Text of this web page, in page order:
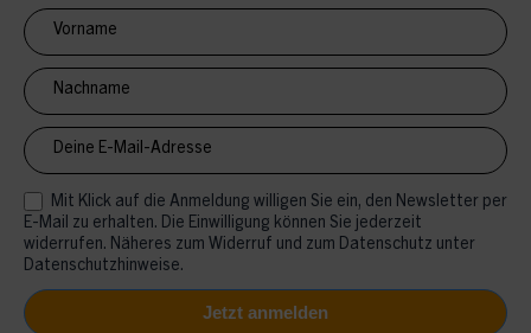
Newsletter
Anmeldung
CV
Mit Klick auf die Anmeldung willigen Sie ein, den Newsletter per
E-Mail zu erhalten. Die Einwilligung können Sie jederzeit
widerrufen. Näheres zum Widerruf und zum Datenschutz unter
Datenschutzhinweise.